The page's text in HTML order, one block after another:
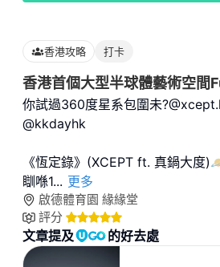
香港攻略 打卡
香港首個大型半球體藝術空
你試過360度星系包圍未
@kkdayhk
《恆定錄》(XCEPT ft. 真鍋大度
瞓喺1... 更多
啟德體育園 緣緣堂
評分
文章提及 的好去處